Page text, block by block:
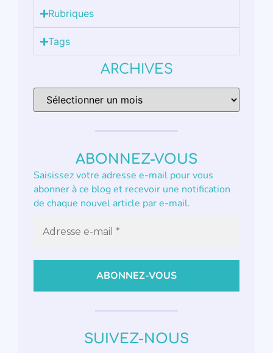
Rubriques
Tags
ARCHIVES
ABONNEZ-VOUS
Saisissez votre adresse e-mail pour vous
abonner à ce blog et recevoir une notification
de chaque nouvel article par e-mail.
SUIVEZ-NOUS